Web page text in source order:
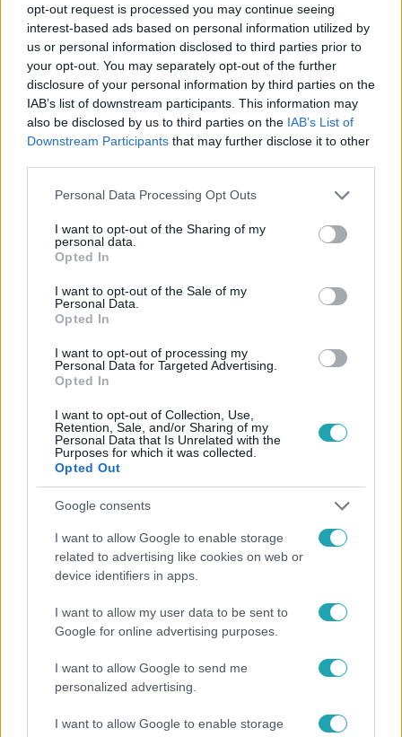
opt-out request is processed you may continue seeing
interest-based ads based on personal information utilized by
us or personal information disclosed to third parties prior to
your opt-out. You may separately opt-out of the further
disclosure of your personal information by third parties on the
IAB’s list of downstream participants. This information may
also be disclosed by us to third parties on the IAB’s List of
Downstream Participants that may further disclose it to other
Please note that this website/app uses one or more Google
not limited to your visit or usage behaviour. You may click to
grant or deny consent to Google and its third-party tags to
use your data for below specified purposes in below Google
consent section.
Personal Data Processing Opt Outs
I want to opt-out of the Sharing of my
personal data.
Opted In
I want to opt-out of the Sale of my
Personal Data.
Opted In
I want to opt-out of processing my
Personal Data for Targeted Advertising.
Opted In
I want to opt-out of Collection, Use,
Retention, Sale, and/or Sharing of my
Personal Data that Is Unrelated with the
Purposes for which it was collected.
Opted Out
Google consents
I want to allow Google to enable storage
related to advertising like cookies on web or
device identifiers in apps.
I want to allow my user data to be sent to
Google for online advertising purposes.
I want to allow Google to send me
personalized advertising.
I want to allow Google to enable storage
Kövess minket, és értesülj a friss hírekről a
Facebookon is!
Követem
HÍRADÓ #ADÁSRÉSZLETEK #BELFÖLD
KONDITEREM
Népszerű